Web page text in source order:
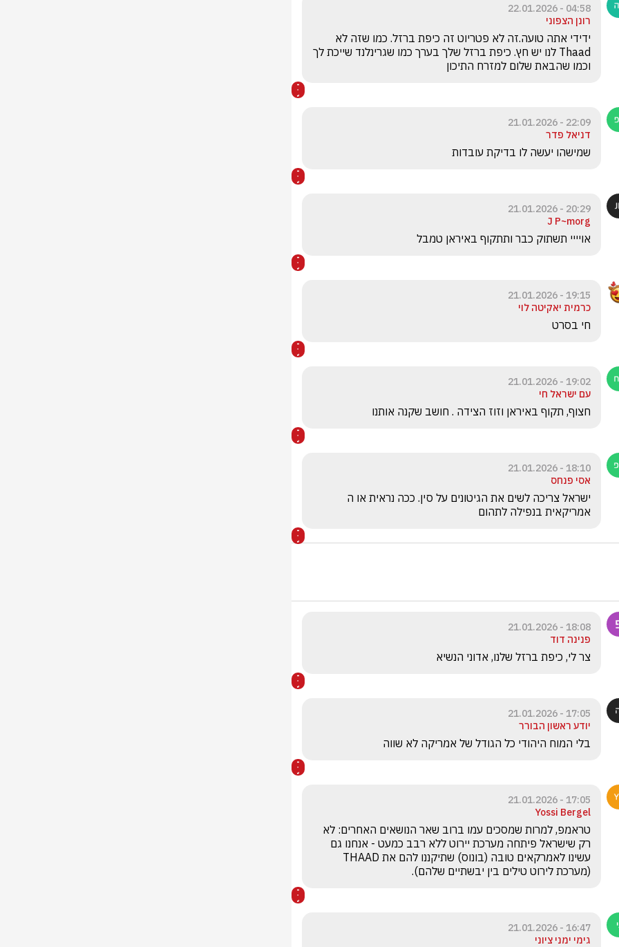
04:58 - 22.01.2026
רונן הצפוני
וכמו שהבאת שלום למזרח התיכון
22:09 - 21.01.2026
דניאל פדר
שמישהו יעשה לו בדיקת עובדות
20:29 - 21.01.2026
J P~morg
אויייי תשתוק כבר ותתקוף באיראן טמבל
19:15 - 21.01.2026
כרמית יאקיטה לוי
חי בסרט
19:02 - 21.01.2026
עם ישראל חי
חצוף, תקוף באיראן וזוז הצידה . חושב שקנה אותנו
18:10 - 21.01.2026
אסי פנחס
אמריקאית בנפילה לתהום
18:08 - 21.01.2026
פנינה דוד
צר לי, כיפת ברזל שלנו, אדוני הנשיא
17:05 - 21.01.2026
יודע ראשון הבורר
בלי המוח היהודי כל הגודל של אמריקה לא שווה
17:05 - 21.01.2026
Yossi Bergel
(מערכת לירוט טילים בין יבשתיים שלהם).
16:47 - 21.01.2026
גימי ימני ציוני